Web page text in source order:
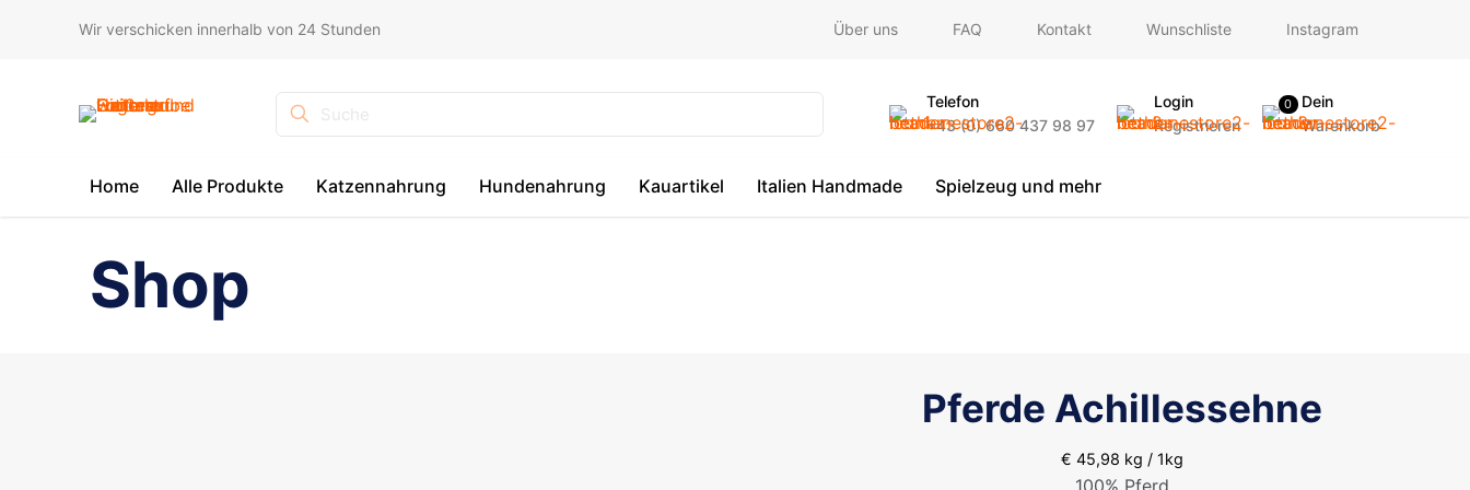
Wir verschicken innerhalb von 24 Stunden Über uns FAQ Kontakt Wunschliste Instagram
Suche
Telefon
+43 (0) 660 437 98 97
Login
Registrieren
0
Dein
Warenkorb
Home Alle Produkte Katzennahrung Hundenahrung Kauartikel Italien Handmade Spielzeug und mehr
Shop
Pferde Achillessehne
€ 45,98 kg / 1kg
100% Pferd